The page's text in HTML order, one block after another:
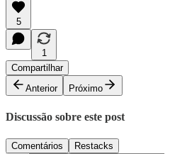
5
1
Compartilhar
Anterior
Próximo
Discussão sobre este post
Comentários Restacks